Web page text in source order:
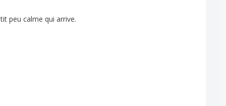
peu calme qui arrive.